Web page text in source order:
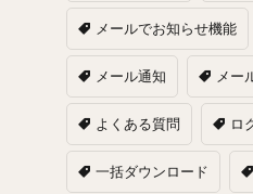
メールでお知らせ機能
メール通知 メー
よくある質問 ロ
一括ダウンロード